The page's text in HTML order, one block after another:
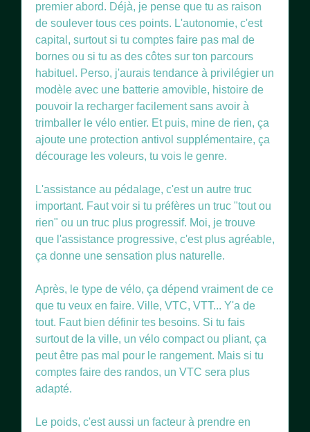
premier abord. Déjà, je pense que tu as raison
de soulever tous ces points. L'autonomie, c'est
capital, surtout si tu comptes faire pas mal de
bornes ou si tu as des côtes sur ton parcours
habituel. Perso, j'aurais tendance à privilégier un
modèle avec une batterie amovible, histoire de
pouvoir la recharger facilement sans avoir à
trimballer le vélo entier. Et puis, mine de rien, ça
ajoute une protection antivol supplémentaire, ça
décourage les voleurs, tu vois le genre.
L'assistance au pédalage, c'est un autre truc
important. Faut voir si tu préfères un truc "tout ou
rien" ou un truc plus progressif. Moi, je trouve
que l'assistance progressive, c'est plus agréable,
ça donne une sensation plus naturelle.
Après, le type de vélo, ça dépend vraiment de ce
que tu veux en faire. Ville, VTC, VTT... Y'a de
tout. Faut bien définir tes besoins. Si tu fais
surtout de la ville, un vélo compact ou pliant, ça
peut être pas mal pour le rangement. Mais si tu
comptes faire des randos, un VTC sera plus
adapté.
Le poids, c'est aussi un facteur à prendre en